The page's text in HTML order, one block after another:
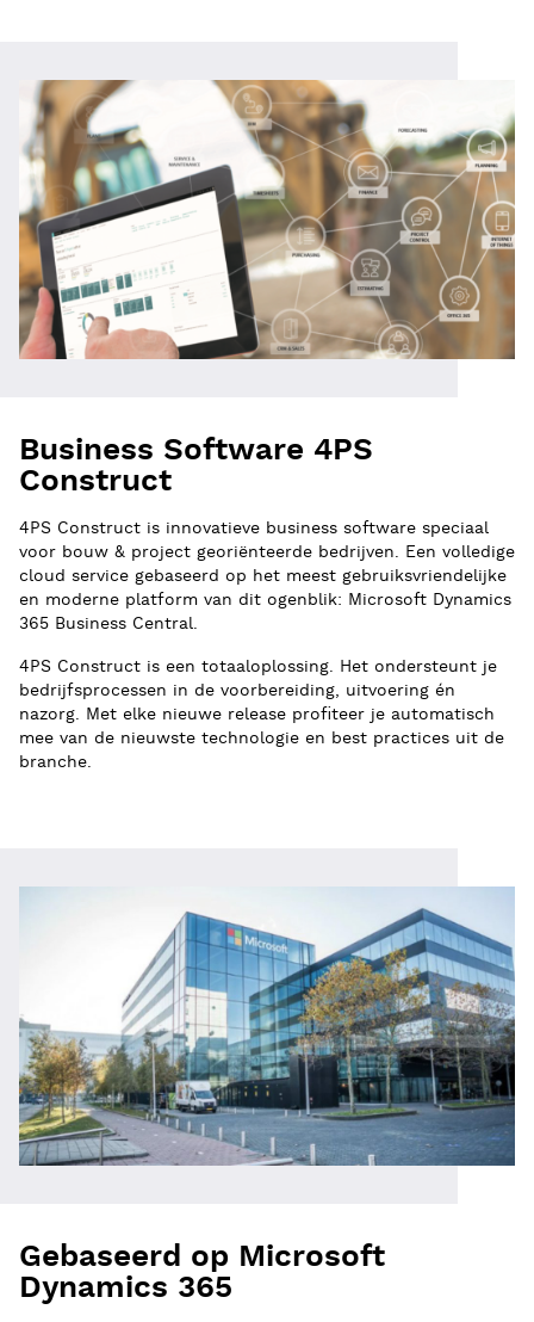
Business Software 4PS
Construct
4PS Construct is innovatieve business software speciaal
voor bouw & project georiënteerde bedrijven. Een volledige
cloud service gebaseerd op het meest gebruiksvriendelijke
en moderne platform van dit ogenblik: Microsoft Dynamics
365 Business Central.
4PS Construct is een totaaloplossing. Het ondersteunt je
bedrijfsprocessen in de voorbereiding, uitvoering én
nazorg. Met elke nieuwe release profiteer je automatisch
mee van de nieuwste technologie en best practices uit de
branche.
Gebaseerd op Microsoft
Dynamics 365